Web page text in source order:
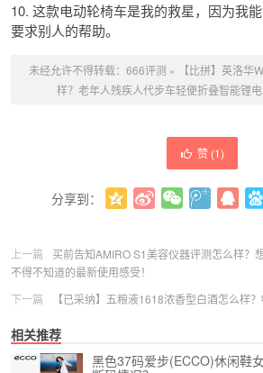
10. 这款电动轮椅车是我的救星，因为我
要求别人的帮助。
未经允许不得转载： 666评测 »
【比拼】英洛华
样？老年人残疾人代步车轻便折叠智能锂
赞 (1)
分享到：
上一篇
买前告知AMIRO S1美容仪器评测怎么样？
不得不知道的最新使用感受！
下一篇
【已采纳】五粮液1618浓香型白酒怎么样
相关推荐
黑色37码爱步(ECCO)休闲鞋